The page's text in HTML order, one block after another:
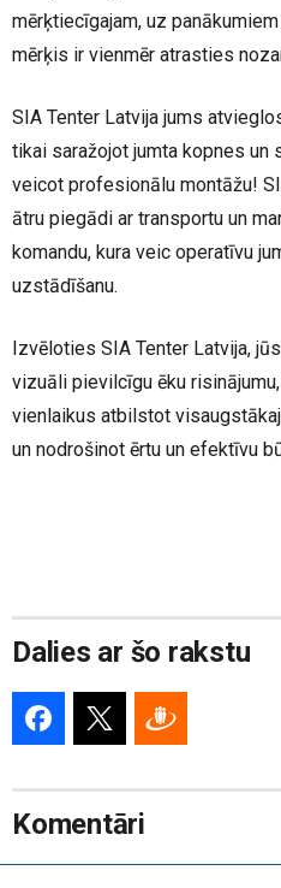
mērķtiecīgajam, uz
mērķis ir vienmēr atrasties
SIA Tenter Latvija jums
tikai saražojot jumta kopnes un
veicot profesionālu montāžu!
ātru piegādi ar transportu un
komandu, kura veic operatīvu
uzstādīšanu.
Izvēloties SIA Tenter Latvija,
vizuāli pievilcīgu ēku
vienlaikus atbilstot
un nodrošinot ērtu un efektīvu
Dalies ar šo rakstu
Komentāri